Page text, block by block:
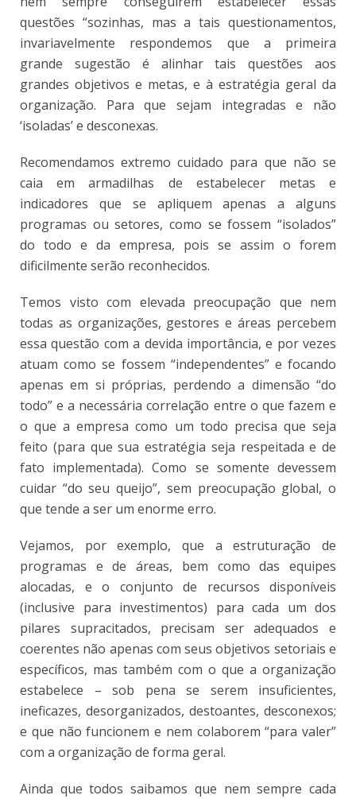
questões “sozinhas, mas a tais questionamentos,
invariavelmente respondemos que a primeira
grande sugestão é alinhar tais questões aos
grandes objetivos e metas, e à estratégia geral da
organização. Para que sejam integradas e não
‘isoladas’ e desconexas.
Recomendamos extremo cuidado para que não se
caia em armadilhas de estabelecer metas e
indicadores que se apliquem apenas a alguns
programas ou setores, como se fossem “isolados”
do todo e da empresa, pois se assim o forem
dificilmente serão reconhecidos.
Temos visto com elevada preocupação que nem
todas as organizações, gestores e áreas percebem
essa questão com a devida importância, e por vezes
atuam como se fossem “independentes” e focando
apenas em si próprias, perdendo a dimensão “do
todo” e a necessária correlação entre o que fazem e
o que a empresa como um todo precisa que seja
feito (para que sua estratégia seja respeitada e de
fato implementada). Como se somente devessem
cuidar “do seu queijo”, sem preocupação global, o
que tende a ser um enorme erro.
Vejamos, por exemplo, que a estruturação de
programas e de áreas, bem como das equipes
alocadas, e o conjunto de recursos disponíveis
(inclusive para investimentos) para cada um dos
pilares supracitados, precisam ser adequados e
coerentes não apenas com seus objetivos setoriais e
específicos, mas também com o que a organização
estabelece – sob pena se serem insuficientes,
ineficazes, desorganizados, destoantes, desconexos;
e que não funcionem e nem colaborem “para valer”
com a organização de forma geral.
Ainda que todos saibamos que nem sempre cada